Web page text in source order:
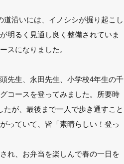
沿いには、イノシシが掘り起こし
明るく見通し良く整備されていま
スになりました。
先生、永田先生、小学校4年生の千
コースを登ってみました。所要時
が、最後まで一人で歩き通すこと
っていて、皆「素晴らしい！登っ
れ、お弁当を楽しんで春の一日を